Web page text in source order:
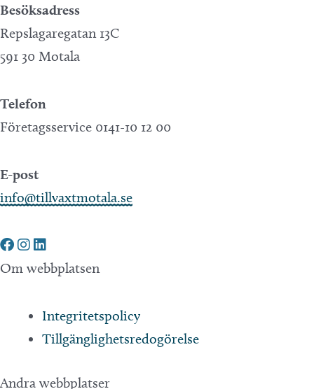
Besöksadress
Repslagaregatan 13C
591 30 Motala
Telefon
Företagsservice 0141-10 12 00
E-post
info@tillvaxtmotala.se
Om webbplatsen
Integritetspolicy
Tillgänglighetsredogörelse
Andra webbplatser